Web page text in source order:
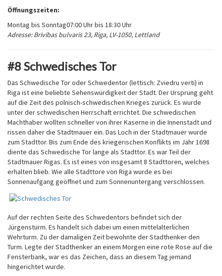
Öffnungszeiten:
Montag bis Sonntag07:00 Uhr bis 18:30 Uhr
Adresse: Brivibas bulvaris 23, Riga, LV-1050, Lettland
#8 Schwedisches Tor
Das Schwedische Tor oder Schwedentor (lettisch: Zviedru verti) in
Riga ist eine beliebte Sehenswürdigkeit der Stadt. Der Ursprung geht
auf die Zeit des polnisch-schwedischen Krieges zurück. Es wurde
unter der schwedischen Herrschaft errichtet. Die schwedischen
Machthaber wollten schneller von ihrer Kaserne in die Innenstadt und
rissen daher die Stadtmauer ein. Das Loch in der Stadtmauer wurde
zum Stadttor. Bis zum Ende des kriegerischen Konflikts im Jahr 1698
diente das Schwedische Tor lange als Stadttor. Es war Teil der
Stadtmauer Rigas. Es ist eines von insgesamt 8 Stadttoren, welches
erhalten blieb. Wie alle Stadttore von Riga wurde es bei
Sonnenaufgang geöffnet und zum Sonnenuntergang verschlossen.
Auf der rechten Seite des Schwedentors befindet sich der
Jürgensturm. Es handelt sich dabei um einen mittelalterlichen
Wehrturm. Zu der damaligen Zeit bewohnte der Stadthenker den
Turm. Legte der Stadthenker an einem Morgen eine rote Rose auf die
Fensterbank, war es das Zeichen, dass an diesem Tag jemand
hingerichtet wurde.